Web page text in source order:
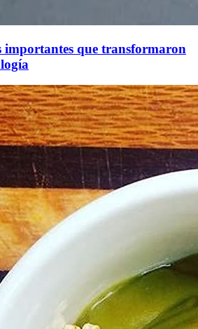
importantes que transformaron